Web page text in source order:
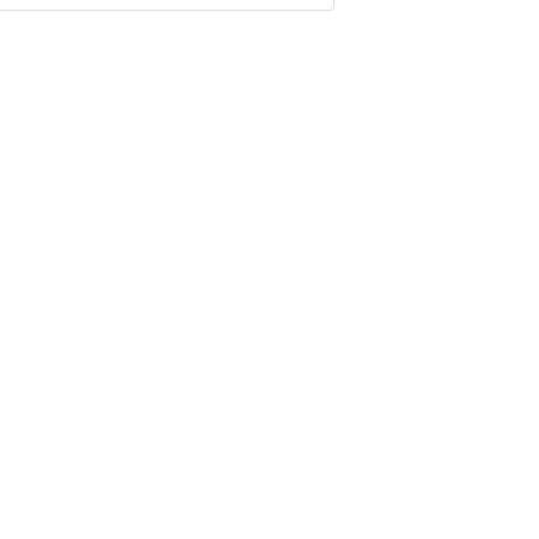
au service d’une société plus inclusive et égalitaire, et à faire
à mettre en place un « Plan d’Accompagnement de Projet »